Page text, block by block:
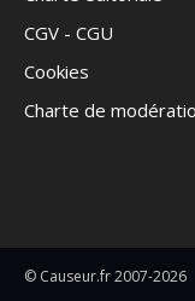
CGV - CGU
Cookies
Charte de
© Causeur.fr 2007-2026